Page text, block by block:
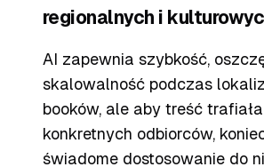
regionalnych i
AI zapewnia szybkość,
skalowalność podczas
booków, ale aby treść
konkretnych odbiorców,
świadome dostosowanie do